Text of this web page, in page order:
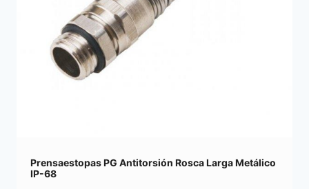
Prensaestopas PG Antitorsión Rosca Larga Metálico
IP-68